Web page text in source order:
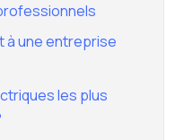
à une entreprise
les plus